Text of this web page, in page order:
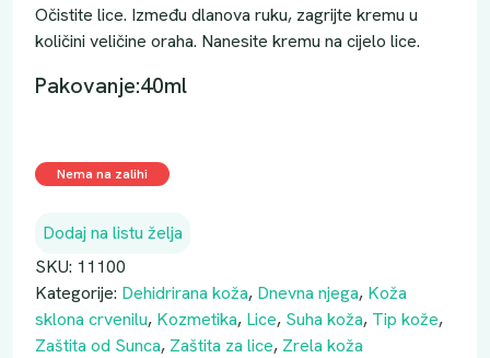
Očistite lice. Između dlanova ruku, zagrijte kremu u
količini veličine oraha. Nanesite kremu na cijelo lice.
Pakovanje:40ml
Nema na zalihi
Dodaj na listu želja
SKU: 11100
Kategorije: Dehidrirana koža, Dnevna njega, Koža
sklona crvenilu, Kozmetika, Lice, Suha koža, Tip kože,
Zaštita od Sunca, Zaštita za lice, Zrela koža